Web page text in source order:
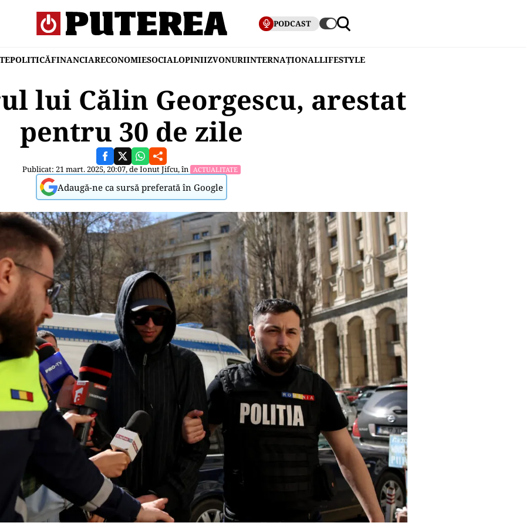
PODCAST
POLITICĂFINANCIARECONOMIESOCIALOPINIIZVONURIINTERNAȚIONALLIFESTYLE
lui Călin Georgescu, arestat
pentru 30 de zile
Publicat: 21 mart. 2025, 20:07, deIonut Jifcu, în ACTUALITATE
Adaugă-ne ca sursă preferată în Google